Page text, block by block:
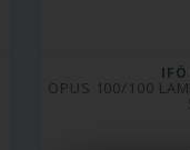
IFÖ
OPUS 100/100